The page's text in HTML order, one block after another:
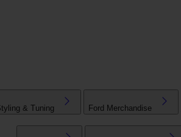
& Tuning Ford Merchandise